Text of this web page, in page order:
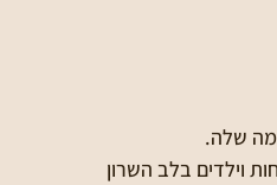
שלה.
וילדים בלב השרון